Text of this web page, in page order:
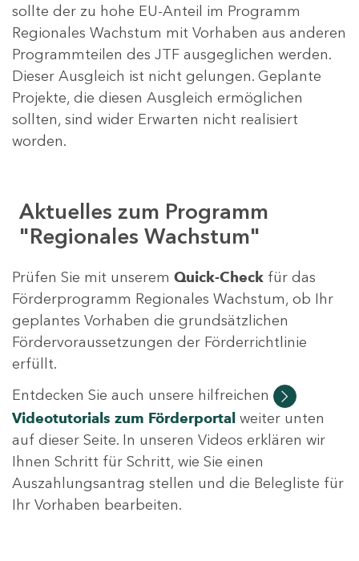
sollte der zu hohe EU-Anteil im Programm
Regionales Wachstum mit Vorhaben aus anderen
Programmteilen des JTF ausgeglichen werden.
Dieser Ausgleich ist nicht gelungen. Geplante
Projekte, die diesen Ausgleich ermöglichen
sollten, sind wider Erwarten nicht realisiert
worden.
Aktuelles zum Programm
"Regionales Wachstum"
Prüfen Sie mit unserem Quick-Check für das
Förderprogramm Regionales Wachstum, ob Ihr
geplantes Vorhaben die grundsätzlichen
Fördervoraussetzungen der Förderrichtlinie
erfüllt.
Entdecken Sie auch unsere hilfreichen
Videotutorials zum Förderportal weiter unten
auf dieser Seite. In unseren Videos erklären wir
Ihnen Schritt für Schritt, wie Sie einen
Auszahlungsantrag stellen und die Belegliste für
Ihr Vorhaben bearbeiten.